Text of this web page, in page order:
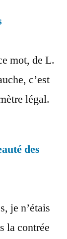
mot, de L.
c’est
légal.
des
je n’étais
la contrée